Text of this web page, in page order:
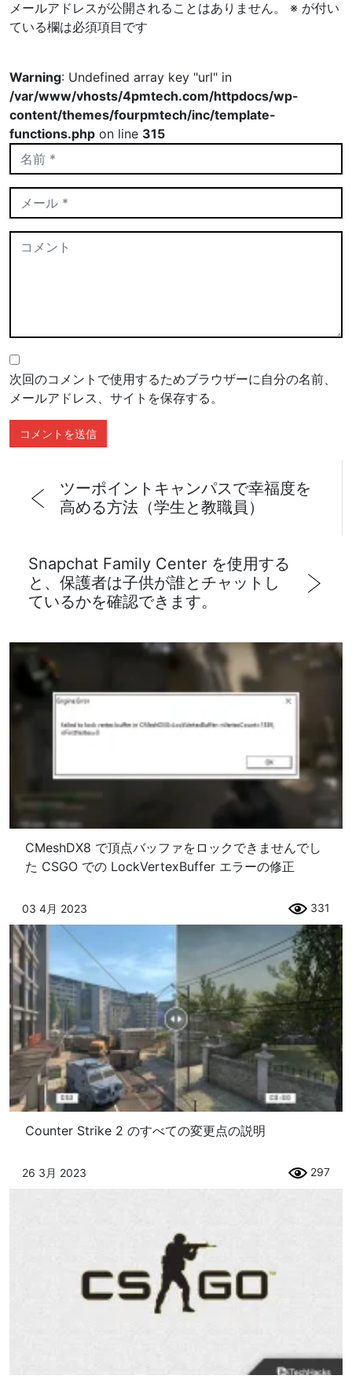
メールアドレスが公開されることはありません。 ※ が付い
ている欄は必須項目です
Warning: Undefined array key "url" in
/var/www/vhosts/4pmtech.com/httpdocs/wp-
content/themes/fourpmtech/inc/template-
functions.php on line 315
次回のコメントで使用するためブラウザーに自分の名前、
メールアドレス、サイトを保存する。
ツーポイントキャンパスで幸福度を
高める方法（学生と教職員）
Snapchat Family Center を使用する
と、保護者は子供が誰とチャットし
ているかを確認できます。
CMeshDX8 で頂点バッファをロックできませんでし
た CSGO での LockVertexBuffer エラーの修正
03 4月 2023 331
Counter Strike 2 のすべての変更点の説明
26 3月 2023 297